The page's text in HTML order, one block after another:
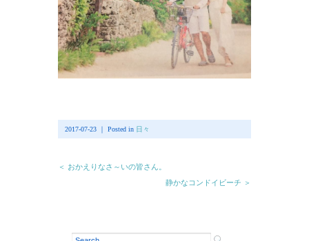
2017-07-23 ｜ Posted in 日々
＜ おかえりなさ～いの皆さん。
静かなコンドイビーチ ＞